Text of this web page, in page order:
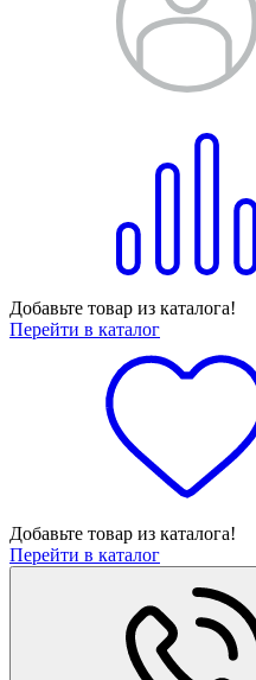
Добавьте товар из каталога!
Перейти в каталог
Добавьте товар из каталога!
Перейти в каталог